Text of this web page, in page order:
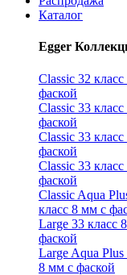
Каталог
Egger
Classic 32
фаской
Classic 33
фаской
Classic 33
фаской
Classic 33
фаской
Classic Aqua
класс 8 мм с
Large 33 класс
фаской
Large Aqua Plus
8 мм с фаской